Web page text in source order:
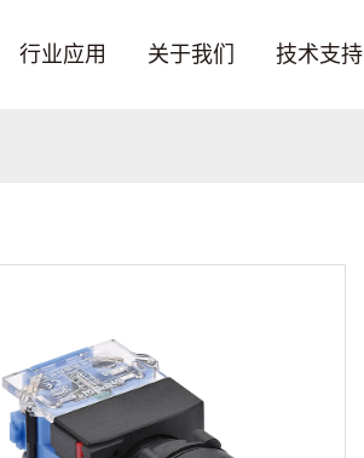
行业应用 关于我们 技术支持